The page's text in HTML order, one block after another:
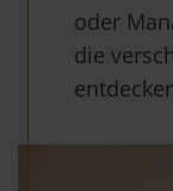
oder
die